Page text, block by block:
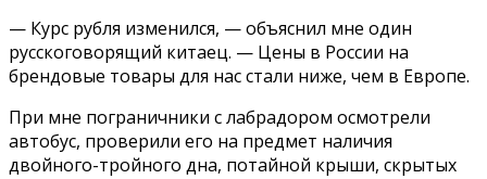
— Курс рубля изменился, — объяснил мне один
русскоговорящий китаец. — Цены в России на
брендовые товары для нас стали ниже, чем в Европе.
При мне пограничники с лабрадором осмотрели
автобус, проверили его на предмет наличия
двойного-тройного дна, потайной крыши, скрытых